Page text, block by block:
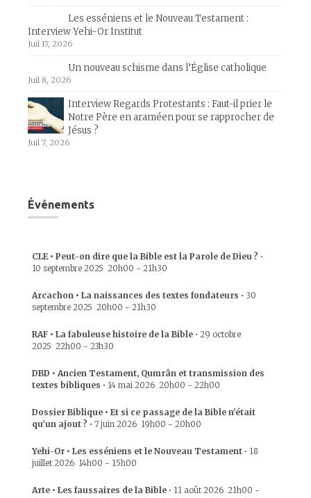
Les esséniens et le Nouveau Testament :
Interview Yehi-Or Institut
Juil 17, 2026
Un nouveau schisme dans l’Église catholique
Juil 8, 2026
Interview Regards Protestants : Faut-il prier le
Notre Père en araméen pour se rapprocher de
Jésus ?
Juil 7, 2026
Événements
CLE • Peut-on dire que la Bible est la Parole de Dieu ? •
10 septembre 2025 20h00 - 21h30
Arcachon • La naissances des textes fondateurs • 30
septembre 2025 20h00 - 21h30
RAF • La fabuleuse histoire de la Bible • 29 octobre
2025 22h00 - 23h30
DBD • Ancien Testament, Qumrân et transmission des
textes bibliques • 14 mai 2026 20h00 - 22h00
Dossier Biblique • Et si ce passage de la Bible n’était
qu’un ajout ? • 7 juin 2026 19h00 - 20h00
Yehi-Or • Les esséniens et le Nouveau Testament • 18
juillet 2026 14h00 - 15h00
Arte • Les faussaires de la Bible • 11 août 2026 21h00 -